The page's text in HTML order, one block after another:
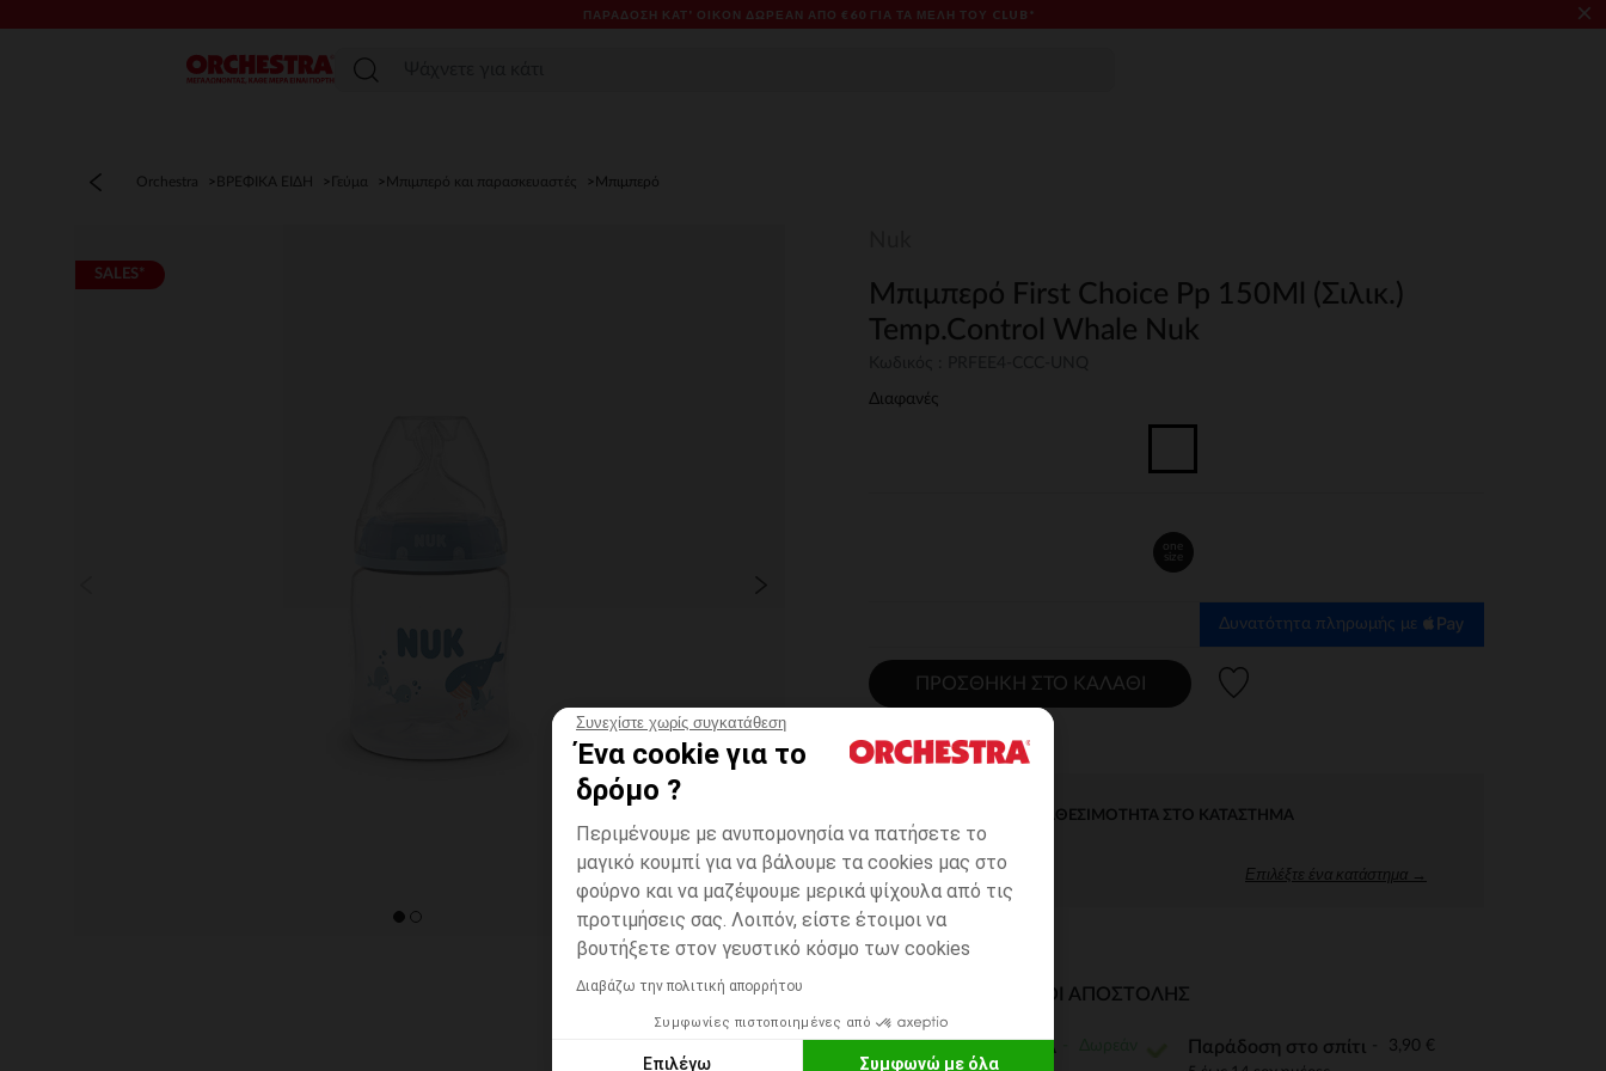
Συνεχίστε χωρίς συγκατάθεση
Ένα cookie για το
δρόμο ?
Περιμένουμε με ανυπομονησία να πατήσετε το
μαγικό κουμπί για να βάλουμε τα cookies μας στο
φούρνο και να μαζέψουμε μερικά ψίχουλα από τις
προτιμήσεις σας. Λοιπόν, είστε έτοιμοι να
βουτήξετε στον γευστικό κόσμο των cookies
Διαβάζω την πολιτική απορρήτου
Συμφωνίες πιστοποιημένες από
Επιλέγω Συμφωνώ με όλα
ΠΑΡΆΔΟΣΗ ΚΑΤ' ΟΊΚΟΝ ΔΩΡΕΑΝ ΑΠΌ €60 ΓΙΑ ΤΑ ΜΈΛΗ ΤΟΥ CLUB* ×
Μενού
Orchestra ΒΡΕΦΙΚΑ ΕΙΔΗ Γεύμα Μπιμπερό και παρασκευαστές Μπιμπερό
SALES*
Μπιμπερό First Choice Pp 150Ml (Σιλικ.)
Temp.Control Whale Nuk
Διαφανές
one
size
Δυνατότητα πληρωμής με
ΠΡΟΣΘΉΚΗ ΣΤΟ ΚΑΛΆΘΙ
ΆΜΕΣΗ ΔΙΑΘΕΣΙΜΌΤΗΤΑ ΣΤΟ ΚΑΤΆΣΤΗΜΑ
Επιλέξτε ένα κατάστημα →
ΔΙΑΘΈΣΙΜΟΙ ΤΡΌΠΟΙ ΑΠΟΣΤΟΛΉΣ
ΣΕ ΚΑΤΑΣΤΗΜΑ Παράδοση στο σπίτι 3,90 €